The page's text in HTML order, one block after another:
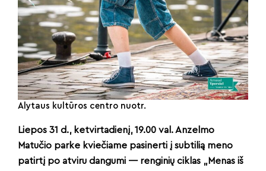
Alytaus kultūros centro nuotr.
Liepos 31 d., ketvirtadienį, 19.00 val. Anzelmo
Matučio parke kviečiame pasinerti į subtilią meno
patirtį po atviru dangumi — renginių ciklas „Menas iš